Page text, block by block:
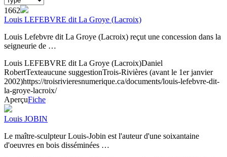
1662
Louis LEFEBVRE dit La Groye (Lacroix)
Louis Lefebvre dit La Groye (Lacroix) reçut une concession dans la
seigneurie de …
Louis LEFEBVRE dit La Groye (Lacroix)Daniel
RobertTexteaucune suggestionTrois-Rivières (avant le 1er janvier
2002)https://troisrivieresnumerique.ca/documents/louis-lefebvre-dit-
la-groye-lacroix/
AperçuFiche
Louis JOBIN
Le maître-sculpteur Louis-Jobin est l'auteur d'une soixantaine
d'oeuvres en bois disséminées …